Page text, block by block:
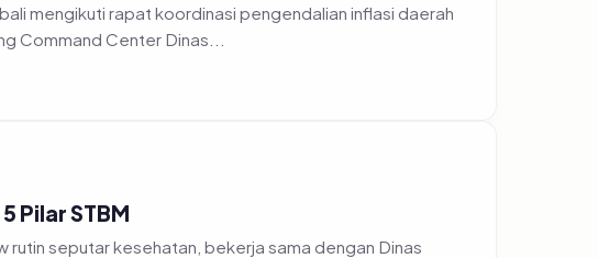
mengikuti rapat koordinasi pengendalian inflasi daerah
Command Center Dinas...
Pilar STBM
rutin seputar kesehatan, bekerja sama dengan Dinas